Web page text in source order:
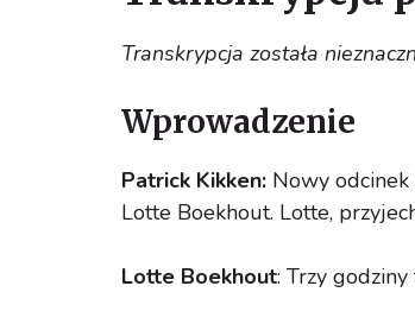
Transkrypcja została
Wprowadzenie
Patrick Kikken: Nowy odcinek
Lotte Boekhout. Lotte,
Lotte Boekhout: Trzy